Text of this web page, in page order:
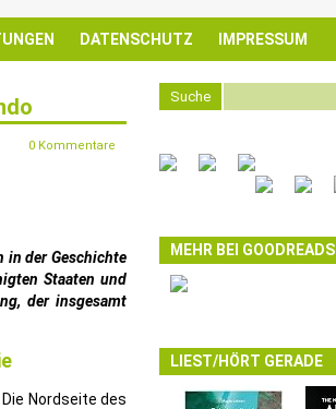
DATENSCHUTZ IMPRESSUM
0 Kommentare
in der Geschichte
Staaten und
der insgesamt
Nordseite des
Suche
MEHR BEI GOODREADS
LIEST/HÖRT GERADE